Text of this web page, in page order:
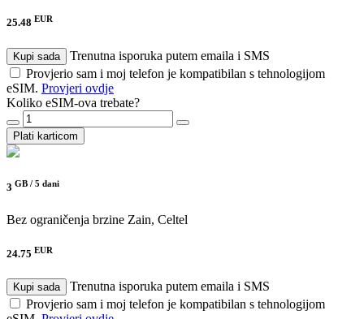
25.48 EUR
Kupi sada
Trenutna isporuka putem emaila i SMS
Provjerio sam i moj telefon je kompatibilan s tehnologijom
eSIM. Provjeri ovdje
Koliko eSIM-ova trebate?
Plati karticom
3 GB / 5 dani
Bez ograničenja brzine Zain, Celtel
24.75 EUR
Kupi sada
Trenutna isporuka putem emaila i SMS
Provjerio sam i moj telefon je kompatibilan s tehnologijom